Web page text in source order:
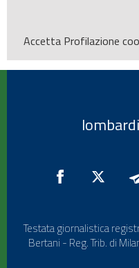
Accetta Profilazione
Testata giornalistica
Bertani - Reg. Trib. di